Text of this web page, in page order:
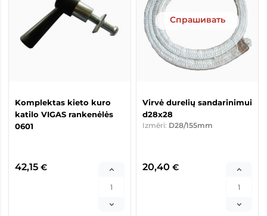
Komplektas kieto kuro
katilo VIGAS rankenėlės
0601
42,15 €
Спрашивать
Virvė durelių sandarinimui
d28x28
Izmēri: D28/155mm
20,40 €